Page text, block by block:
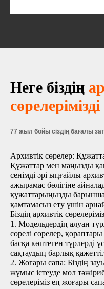
Неге біздің
сөрелерімізді
77 жыл бойы сіздің бағалы
Архивтік сөрелер:
Құжаттар мен маңызды
сенімді әрі ыңғайлы
ажырамас бөлігіне
құжаттарыңызды барынша
қамтамасыз ету үшін
Біздің архивтік
1. Модельдердің алуан
сөрелі сөрелер,
басқа көптеген түрлерді
сақтаудың барлық
2. Жоғары сапа: Біздің
жұмыс істеуде мол
сөрелеріміз ең жоғары